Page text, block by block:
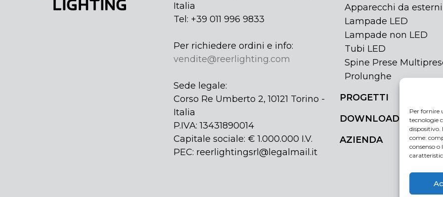
Per fornire
tecnologie
dispositivo.
come:
consenso
Italia
Tel: +39 011 996 9833
Per richiedere ordini e info:
vendite@reerlighting.com
Sede legale:
Corso Re Umberto 2, 10121 Torino -
Italia
P.IVA: 13431890014
Capitale sociale: € 1.000.000 I.V.
PEC: reerlightingsrl@legalmail.it
Apparecchi da esterni
Lampade LED
Lampade non LED
Tubi LED
Spine Prese
Prolunghe
PROGETTI
DOWNLOAD
AZIENDA